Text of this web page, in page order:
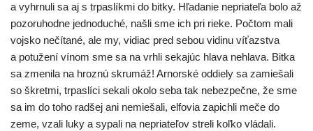
a vyhr­nu­li sa aj s trpas­lík­mi do bit­ky. Hľadanie nepria­te­ľa bolo až
pozo­ru­hod­ne jed­no­du­ché, našli sme ich pri rie­ke. Počtom mali
voj­sko nečí­ta­né, ale my, vidiac pred sebou vidi­nu víťazs­tva
a potu­že­ní vínom sme sa na vrh­li seka­júc hla­va nehla­va. Bitka
sa zme­ni­la na hroz­nú skru­máž! Arnorské oddie­ly sa zamie­ša­li
so škret­mi, trpas­lí­ci seka­li oko­lo seba tak nebez­peč­ne, že sme
sa im do toho rad­šej ani nemie­ša­li, elfo­via zapich­li meče do
zeme, vza­li luky a sypa­li na nepria­te­ľov stre­li koľ­ko vlá­da­li.